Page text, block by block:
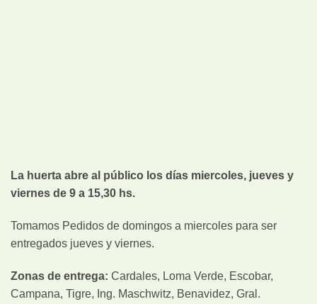
La huerta abre al público los días miercoles, jueves y
viernes de 9 a 15,30 hs.
Tomamos Pedidos de domingos a miercoles para ser
entregados jueves y viernes.
Zonas de entrega: Cardales, Loma Verde, Escobar,
Campana, Tigre, Ing. Maschwitz, Benavidez, Gral.